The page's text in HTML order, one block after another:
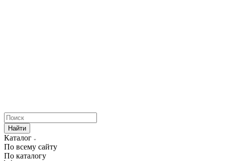
Найти
Каталог
По всему сайту
По каталогу